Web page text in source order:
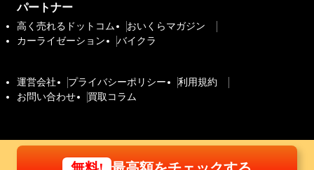
パートナー
高く売れるドットコム
おいくらマガジン
カーライゼーション
バイクラ
運営会社 プライバシーポリシー
利用規約
お問い合わせ
買取コラム